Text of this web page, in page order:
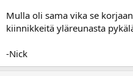
Mulla oli sama vika se
kiinnikkeitä yläreunasta
-Nick